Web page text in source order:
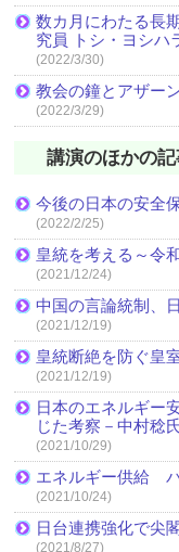
数カ月にわたる長
究員 トシ・ヨシハ
(2022/3/30)
教会の鐘とアザー
(2022/3/29)
講演のほかの
今後の日本の安全
(2022/2/25)
皇統を考える～令
(2021/12/24)
中国の言論統制、
(2021/12/19)
皇統断絶を防ぐ皇
(2021/12/19)
日本のエネルギー
じた考察－中村稔
(2021/10/29)
エネルギー供給
(2021/10/24)
日台連携強化で尖
(2021/8/27)